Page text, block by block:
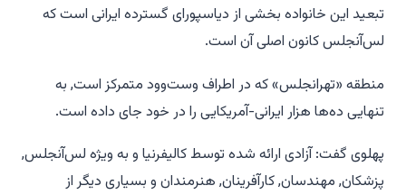
تبعید این خانواده بخشی از دیاسپورای گسترده ایرانی است که
لس‌آنجلس کانون اصلی آن است.
منطقه «تهرانجلس» که در اطراف وست‌وود متمرکز است, به
تنهایی ده‌ها هزار ایرانی-آمریکایی را در خود جای داده است.
پهلوی گفت: آزادی ارائه شده توسط کالیفرنیا و به ویژه لس‌آنجلس,
پزشکان, مهندسان, کارآفرینان, هنرمندان و بسیاری دیگر از